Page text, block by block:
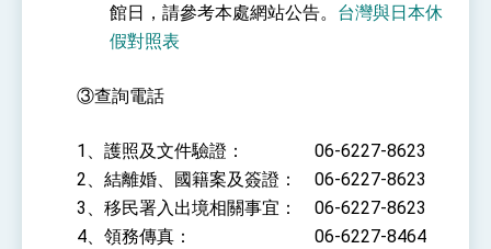
館日，請參考本處網站公告。 台灣與日本休
假對照表
③查詢電話
1、護照及文件驗證： 06-6227-8623
2、結離婚、國籍案及簽證： 06-6227-8623
3、移民署入出境相關事宜： 06-6227-8623
4、領務傳真： 06-6227-8464